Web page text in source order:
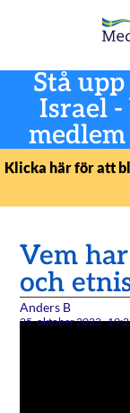
Stå
Israel
Klicka här för att
Vem
och
Anders B
25. oktober 2023